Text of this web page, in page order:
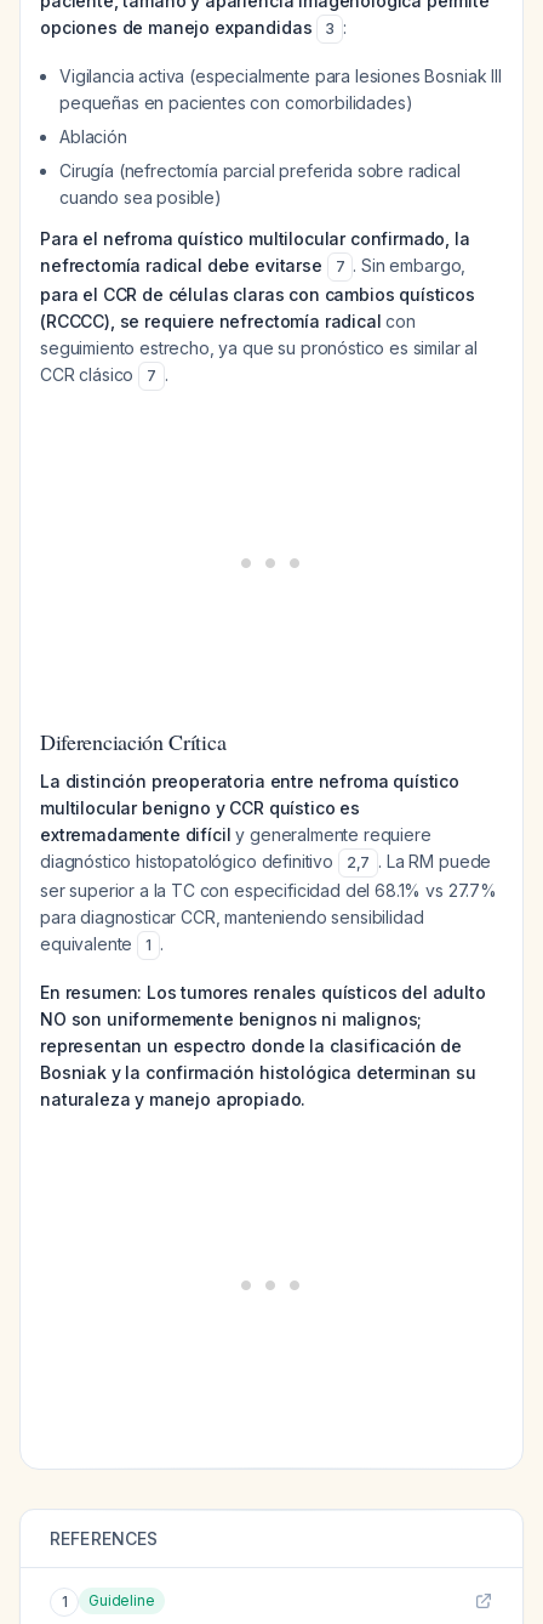
opciones de manejo expandidas
3 :
Vigilancia activa (especialmente para lesiones Bosniak III
pequeñas en pacientes con comorbilidades)
Ablación
Cirugía (nefrectomía parcial preferida sobre radical
cuando sea posible)
Para el nefroma quístico multilocular confirmado, la
nefrectomía radical debe evitarse
7 . Sin embargo,
para el CCR de células claras con cambios quísticos
(RCCCC), se requiere nefrectomía radical con
seguimiento estrecho, ya que su pronóstico es similar al
CCR clásico
7 .
Diferenciación Crítica
La distinción preoperatoria entre nefroma quístico
multilocular benigno y CCR quístico es
extremadamente difícil y generalmente requiere
diagnóstico histopatológico definitivo
2,7 . La RM puede
ser superior a la TC con especificidad del 68.1% vs 27.7%
para diagnosticar CCR, manteniendo sensibilidad
equivalente
1 .
En resumen: Los tumores renales quísticos del adulto
NO son uniformemente benignos ni malignos;
representan un espectro donde la clasificación de
Bosniak y la confirmación histológica determinan su
naturaleza y manejo apropiado.
REFERENCES
1 Guideline